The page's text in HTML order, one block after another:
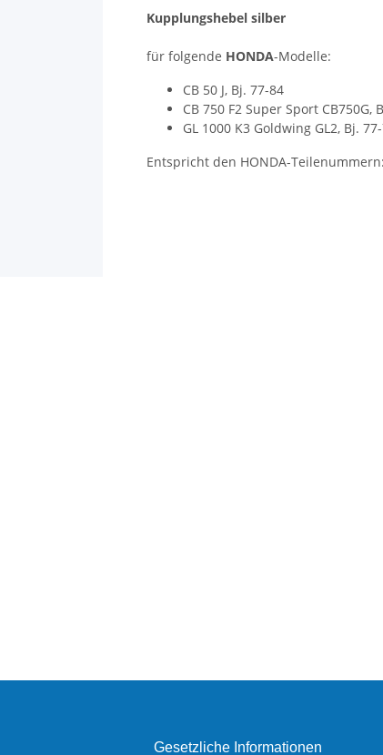
Kupplungshebel silber
für folgende HONDA-Modelle:
CB 50 J, Bj. 77-84
CB 750 F2 Super Sport CB750G,
GL 1000 K3 Goldwing GL2, Bj.
Entspricht den HONDA-
Gesetzliche Informationen